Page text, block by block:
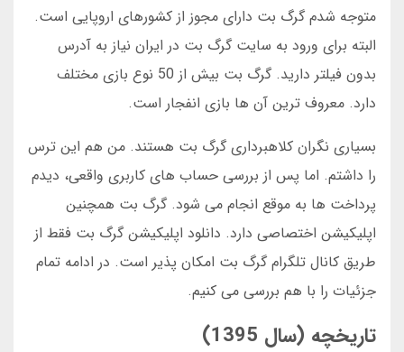
متوجه شدم گرگ بت دارای مجوز از کشورهای اروپایی است.
البته برای ورود به سایت گرگ بت در ایران نیاز به آدرس
بدون فیلتر دارید. گرگ بت بیش از 50 نوع بازی مختلف
دارد. معروف ترین آن ها بازی انفجار است.
بسیاری نگران کلاهبرداری گرگ بت هستند. من هم این ترس
را داشتم. اما پس از بررسی حساب های کاربری واقعی، دیدم
پرداخت ها به موقع انجام می شود. گرگ بت همچنین
اپلیکیشن اختصاصی دارد. دانلود اپلیکیشن گرگ بت فقط از
طریق کانال تلگرام گرگ بت امکان پذیر است. در ادامه تمام
جزئیات را با هم بررسی می کنیم.
تاریخچه (سال 1395)